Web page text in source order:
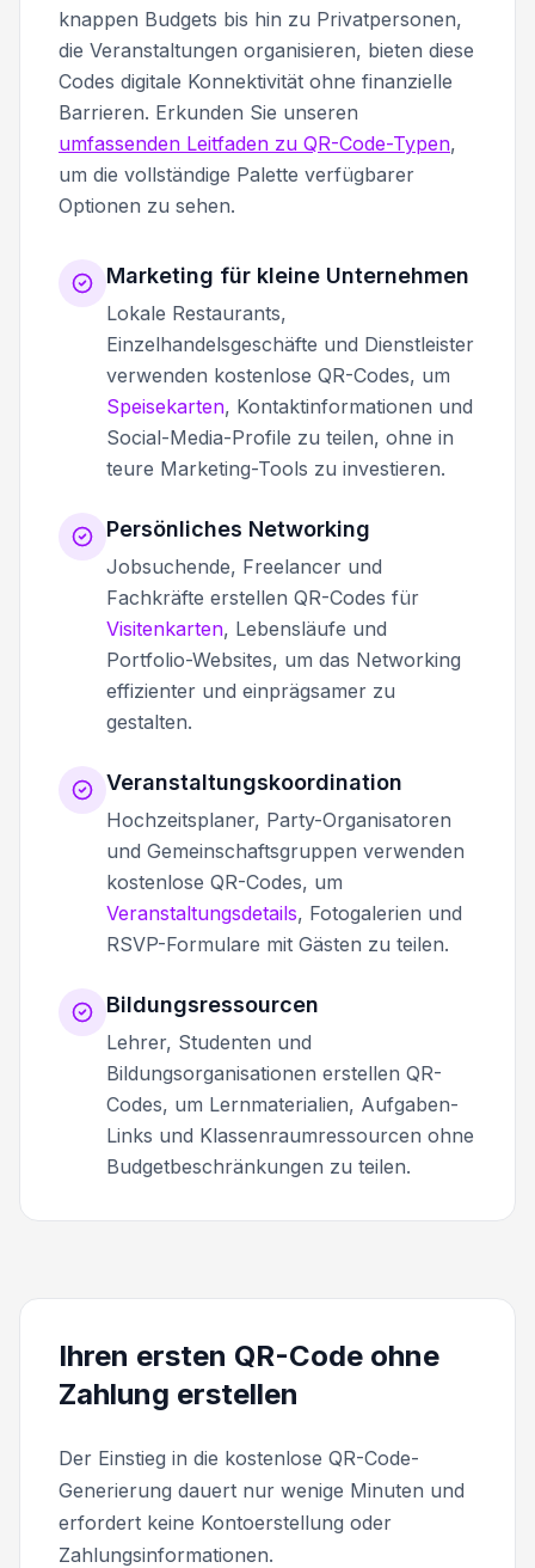
knappen Budgets bis hin zu Privatpersonen,
die Veranstaltungen organisieren, bieten diese
Codes digitale Konnektivität ohne finanzielle
Barrieren. Erkunden Sie unseren
umfassenden Leitfaden zu QR-Code-Typen,
um die vollständige Palette verfügbarer
Optionen zu sehen.
Marketing für kleine Unternehmen
Lokale Restaurants,
Einzelhandelsgeschäfte und Dienstleister
verwenden kostenlose QR-Codes, um
Speisekarten, Kontaktinformationen und
Social-Media-Profile zu teilen, ohne in
teure Marketing-Tools zu investieren.
Persönliches Networking
Jobsuchende, Freelancer und
Fachkräfte erstellen QR-Codes für
Visitenkarten, Lebensläufe und
Portfolio-Websites, um das Networking
effizienter und einprägsamer zu
gestalten.
Veranstaltungskoordination
Hochzeitsplaner, Party-Organisatoren
und Gemeinschaftsgruppen verwenden
kostenlose QR-Codes, um
Veranstaltungsdetails, Fotogalerien und
RSVP-Formulare mit Gästen zu teilen.
Bildungsressourcen
Lehrer, Studenten und
Bildungsorganisationen erstellen QR-
Codes, um Lernmaterialien, Aufgaben-
Links und Klassenraumressourcen ohne
Budgetbeschränkungen zu teilen.
Ihren ersten QR-Code ohne
Zahlung erstellen
Der Einstieg in die kostenlose QR-Code-
Generierung dauert nur wenige Minuten und
erfordert keine Kontoerstellung oder
Zahlungsinformationen.